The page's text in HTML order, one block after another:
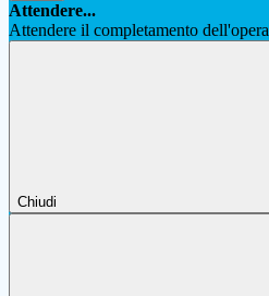
Attendere...
Attendere il completamento
Chiudi